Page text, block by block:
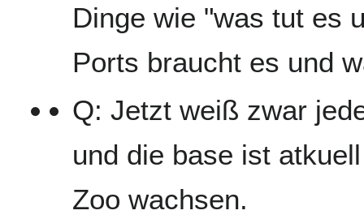
Dinge wie "was tut es
Ports braucht es und
Q: Jetzt weiß zwar
und die base ist
Zoo wachsen.